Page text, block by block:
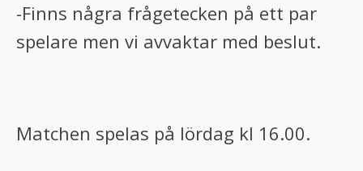
-Finns några frågetecken på ett par
spelare men vi avvaktar med beslut.
Matchen spelas på lördag kl 16.00.